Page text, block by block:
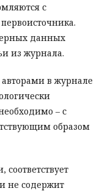
с
данных
из журнала.
в журнале
– с
образом
не содержит